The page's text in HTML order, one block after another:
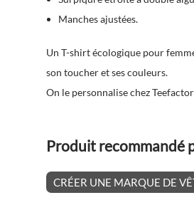
Manches ajustées.
Un T-shirt écologique pour
son toucher et ses couleurs.
On le personnalise chez
Produit recommandé
CRÉER UNE MARQUE DE